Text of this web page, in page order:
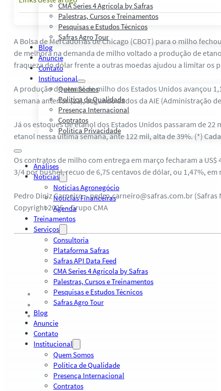
CMA Series 4 Agrícola by Safras
Palestras, Cursos e Treinamentos
Pesquisas e Estudos Técnicos
Safras Agro Tour
Blog
Anuncie
Contato
Institucional
Quem Somos
Política de Qualidade
Presença Internacional
Contratos
Política Privacidade
Análises
Notícias
Notícias Agronegócio
Notícias Financeiras
Agenda
Treinamentos
Serviços
Consultoria
Plataforma Safras
Safras API Data Feed
CMA Series 4 Agrícola by Safras
Palestras, Cursos e Treinamentos
Pesquisas e Estudos Técnicos
Safras Agro Tour
Blog
Anuncie
Contato
Institucional
Quem Somos
Política de Qualidade
Presença Internacional
Contratos
A Bolsa de Mercadorias de Chicago (CBOT) para o milho
de melhora na demanda de milho voltado a produção de
fraqueza do dólar frente a outras moedas ajudou a limitar os
A produção de etanol de milho dos Estados Unidos avançou
semana anterior (21), segundo dados da AIE (Administração
Já os estoques de etanol dos Estados Unidos passaram de
etanol nessa última semana, ante 122 mil, alta de 39%. (*)
Os contratos de milho com entrega em março fecharam a
3/4 por bushel, recuo de 6,75 centavos de dólar, ou 1,47%,
Pedro Diniz Carneiro – pedro.carneiro@safras.com.br (Safras
Copyright 2025 – Grupo CMA